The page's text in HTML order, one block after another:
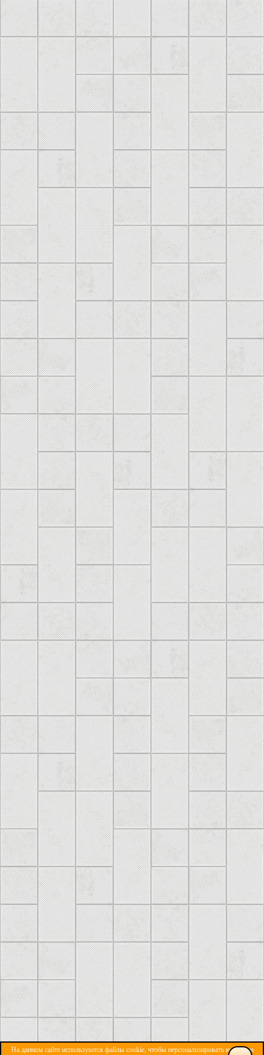
На данном сайте используются файлы cookie, чтобы персонализировать контент и